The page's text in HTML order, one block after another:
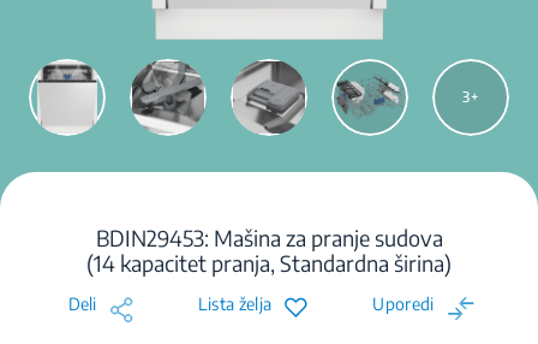
3
BDIN29453: Mašina za pranje sudova
(14 kapacitet pranja, Standardna širina)
Deli Lista želja Uporedi